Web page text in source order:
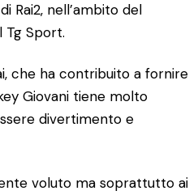
Rai2, nell’ambito del
Tg Sport.
che ha contribuito a fornire
Giovani tiene molto
divertimento e
voluto ma soprattutto ai